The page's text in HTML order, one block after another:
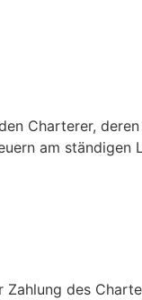
Charterer,
am
des